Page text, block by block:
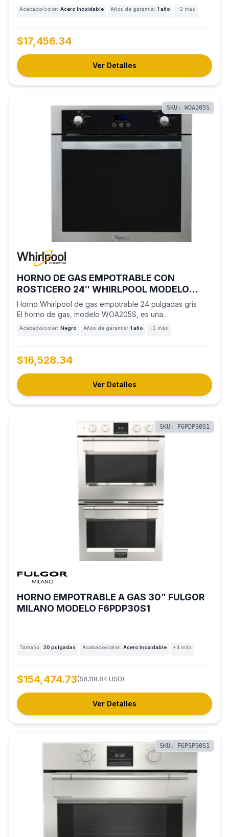
con…
Acabado/color: Acero Inoxidable Años de garantía: 1 año +2 más
$17,456.34
Ver Detalles
SKU: WOA205S
HORNO DE GAS EMPOTRABLE CON
ROSTICERO 24″ WHIRLPOOL MODELO
WOA205S
Horno Whirlpool de gas empotrable 24 pulgadas gris
El horno de gas, modelo WOA205S, es una…
Acabado/color: Negro Años de garantía: 1 año +2 más
$16,528.34
Ver Detalles
SKU: F6PDP30S1
HORNO EMPOTRABLE A GAS 30” FULGOR
MILANO MODELO F6PDP30S1
Tamaño: 30 pulgadas Acabado/color: Acero Inoxidable +4 más
$154,474.73($8,118.84 USD)
Ver Detalles
SKU: F6PSP30S1